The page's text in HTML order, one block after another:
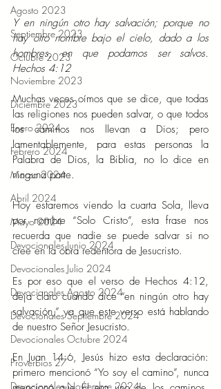
Agosto 2023
Septiembre 2023
Octubre 2023
Noviembre 2023
Diciembre 2023
Enero 2024
Febrero 2024
Marzo 2024
Abril 2024
Mayo 2024
Devocionales Junio 2024
Devocionales Julio 2024
Devocionales Agosto 2024
Devocionales Septiembre 2024
Devocionales Octubre 2024
Proverbios 27
Devocionales Noviembre 2024
Y en ningún otro hay salvación; porque no
hay otro nombre bajo el cielo, dado a los
hombres, en que podamos ser salvos.
Hechos 4:12
Muchas veces oímos que se dice, que todas
las religiones nos pueden salvar, o que todos
los caminos nos llevan a Dios; pero
lamentablemente, para estas personas la
Palabra de Dios, la Biblia, no lo dice en
ninguna parte.
Hoy estaremos viendo la cuarta Sola, lleva
por nombre “Solo Cristo”, esta frase nos
recuerda que nadie se puede salvar si no
cree en la obra redentora de Jesucristo.
Es por eso que el verso de Hechos 4:12,
deja claro cuando dice “en ningún otro hay
salvación,” ya que este verso está hablando
de nuestro Señor Jesucristo.
En Juan 14:6, Jesús hizo esta declaración:
primero mencionó “Yo soy el camino”, nunca